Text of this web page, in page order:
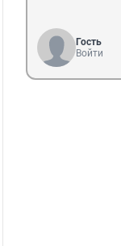
Гость
Войти